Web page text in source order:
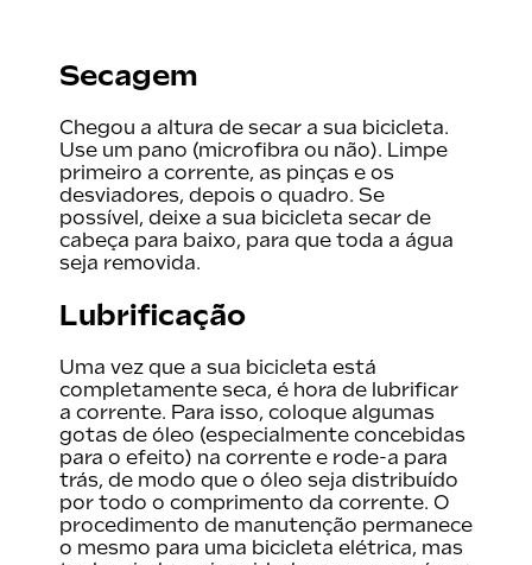
Secagem
Chegou a altura de secar a sua bicicleta.
Use um pano (microfibra ou não). Limpe
primeiro a corrente, as pinças e os
desviadores, depois o quadro. Se
possível, deixe a sua bicicleta secar de
cabeça para baixo, para que toda a água
seja removida.
Lubrificação
Uma vez que a sua bicicleta está
completamente seca, é hora de lubrificar
a corrente. Para isso, coloque algumas
gotas de óleo (especialmente concebidas
para o efeito) na corrente e rode-a para
trás, de modo que o óleo seja distribuído
por todo o comprimento da corrente. O
procedimento de manutenção permanece
o mesmo para uma bicicleta elétrica, mas